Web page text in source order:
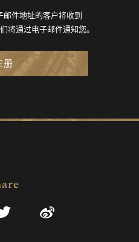
邮件地址的客户将收到
将通过电子邮件通知您。
册